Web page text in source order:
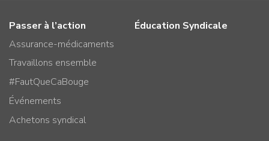
Passer à l’action
Assurance-médicaments
Travaillons ensemble
#FautQueCaBouge
Événements
Achetons syndical
Éducation Syndicale